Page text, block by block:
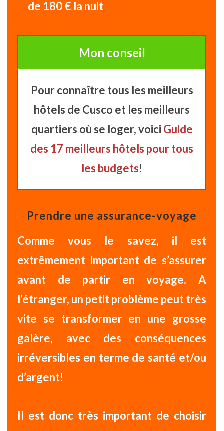
de 180€ la nuit
Mon conseil
Pour connaître tous les meilleurs
hôtels de Cusco et les meilleurs
quartiers où se loger, voici Guide
des 17 meilleurs hôtels pour tous
les budgets!
Prendre une assurance-voyage
Comme vous le savez, il est
extrêmement important de s’assurer
avant de partir en voyage. A
l’étranger, un petit problème peut très
vite se transformer en une grosse
galère, avec des conséquences
irréversibles en terme de santé et/ou
d’argent!
Il est donc très important de choisir